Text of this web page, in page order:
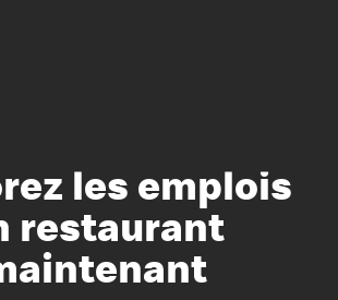
les emplois
restaurant